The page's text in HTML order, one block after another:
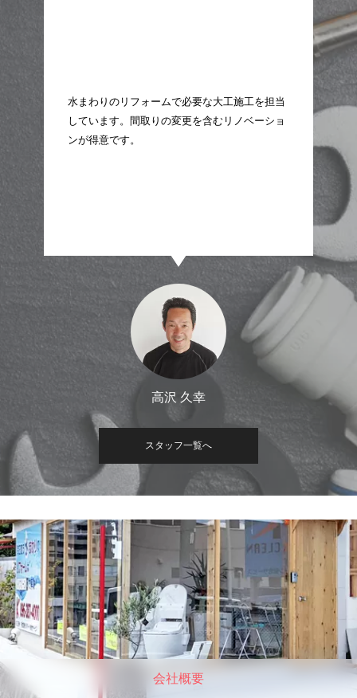
りのリフォームで必要な大工施工を担当
ます。間取りの変更を含むリノベーショ
高沢 久幸
今まで数万件という現
活かし、お客様にピッ
坂
スタッフ一覧へ
会社概要